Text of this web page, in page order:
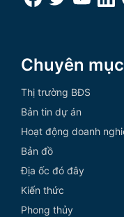
Chuyên mục
Thị trường BĐS
Bản tin dự án
Hoạt động doanh
Bản đồ
Địa ốc đó đây
Kiến thức
Phong thủy